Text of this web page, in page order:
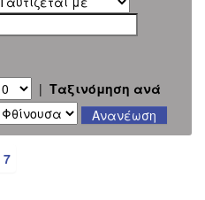
| Ταξινόμηση ανά
7